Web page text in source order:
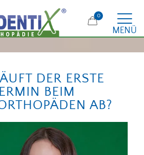
MENÜ
0
DER ERSTE
BEIM
AB?